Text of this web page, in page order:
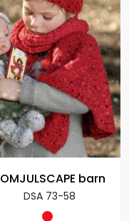
barn
DSA 73-58